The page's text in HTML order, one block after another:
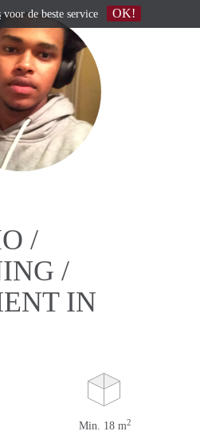
/
/
IN
Min. 18 m2
voor de beste service OK!